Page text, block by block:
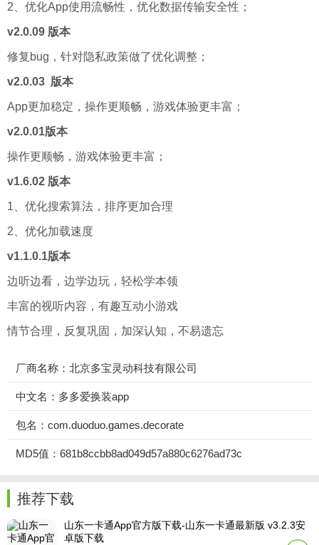
2、优化App使用流畅性，优化数据传输安全性；
v2.0.09 版本
修复bug，针对隐私政策做了优化调整；
v2.0.03 版本
App更加稳定，操作更顺畅，游戏体验更丰富；
v2.0.01版本
操作更顺畅，游戏体验更丰富；
v1.6.02 版本
1、优化搜索算法，排序更加合理
2、优化加载速度
v1.1.0.1版本
边听边看，边学边玩，轻松学本领
丰富的视听内容，有趣互动小游戏
情节合理，反复巩固，加深认知，不易遗忘
厂商名称：北京多宝灵动科技有限公司
中文名：多多爱换装app
包名：com.duoduo.games.decorate
MD5值：681b8ccbb8ad049d57a880c6276ad73c
推荐下载
山东一卡通App官方版下载-山东一卡通最新版 v3.2.3安
卓版下载